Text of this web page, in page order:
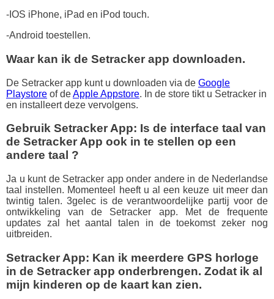
-IOS iPhone, iPad en iPod touch.
-Android toestellen.
Waar kan ik de Setracker app downloaden.
De Setracker app kunt u downloaden via de Google
Playstore of deApple Appstore. In de store tikt u Setracker in
en installeert deze vervolgens.
Gebruik Setracker App: Is de interface taal van
de Setracker App ook in te stellen op een
andere taal ?
Ja u kunt de Setracker app onder andere in de Nederlandse
taal instellen. Momenteel heeft u al een keuze uit meer dan
twintig talen. 3gelec is de verantwoordelijke partij voor de
ontwikkeling van de Setracker app. Met de frequente
updates zal het aantal talen in de toekomst zeker nog
uitbreiden.
Setracker App: Kan ik meerdere GPS horloge
in de Setracker app onderbrengen. Zodat ik al
mijn kinderen op de kaart kan zien.